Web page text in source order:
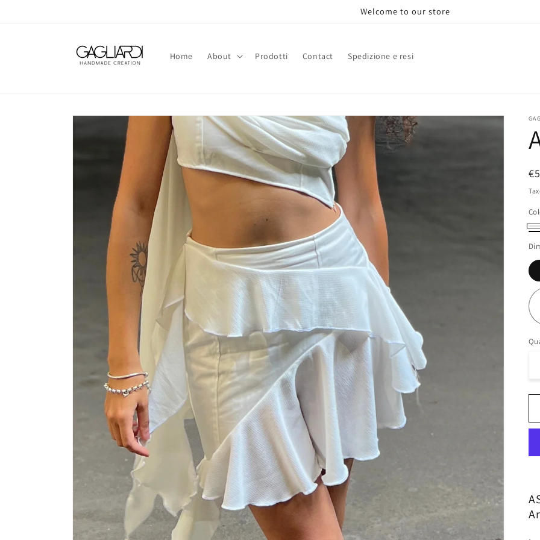
Welcome to our store
Home About Prodotti Contact Spedizione e resi
Skip to
information